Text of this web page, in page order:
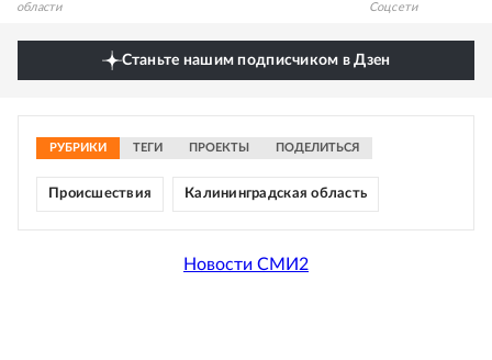
области
Соцсети
Станьте нашим подписчиком в Дзен
РУБРИКИ ТЕГИ ПРОЕКТЫ ПОДЕЛИТЬСЯ
Происшествия Калининградская область
Новости СМИ2